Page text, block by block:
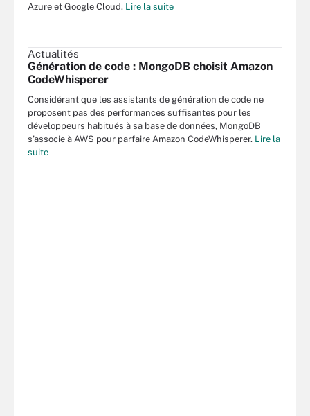
Azure et Google Cloud. Lire la suite
Actualités
Génération de code : MongoDB choisit Amazon
CodeWhisperer
Considérant que les assistants de génération de code ne
proposent pas des performances suffisantes pour les
développeurs habitués à sa base de données, MongoDB
s’associe à AWS pour parfaire Amazon CodeWhisperer. Lire la
suite